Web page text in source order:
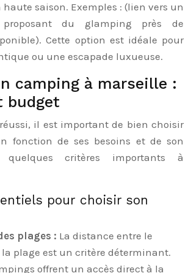
saison. Exemples : (lien vers un
proposant du glamping près de
Cette option est idéale pour
ou une escapade luxueuse.
camping à marseille :
budget
il est important de bien choisir
fonction de ses besoins et de son
quelques critères importants à
pour choisir son
plages : La distance entre le
plage est un critère déterminant.
offrent un accès direct à la